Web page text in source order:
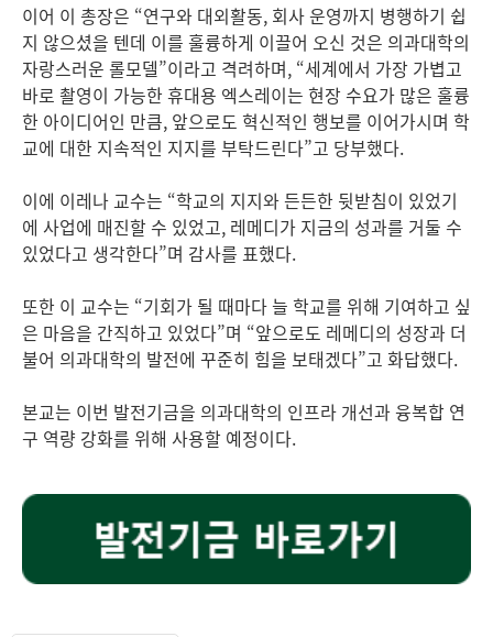
이어 이 총장은 “연구와 대외활동, 회사 운영까지 병행하기 쉽
지 않으셨을 텐데 이를 훌륭하게 이끌어 오신 것은 의과대학의
자랑스러운 롤모델”이라고 격려하며, “세계에서 가장 가볍고
바로 촬영이 가능한 휴대용 엑스레이는 현장 수요가 많은 훌륭
한 아이디어인 만큼, 앞으로도 혁신적인 행보를 이어가시며 학
교에 대한 지속적인 지지를 부탁드린다”고 당부했다.
이에 이레나 교수는 “학교의 지지와 든든한 뒷받침이 있었기
에 사업에 매진할 수 있었고, 레메디가 지금의 성과를 거둘 수
있었다고 생각한다”며 감사를 표했다.
또한 이 교수는 “기회가 될 때마다 늘 학교를 위해 기여하고 싶
은 마음을 간직하고 있었다”며 “앞으로도 레메디의 성장과 더
불어 의과대학의 발전에 꾸준히 힘을 보태겠다”고 화답했다.
본교는 이번 발전기금을 의과대학의 인프라 개선과 융복합 연
구 역량 강화를 위해 사용할 예정이다.